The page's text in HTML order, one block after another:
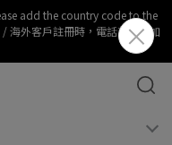
add the country code to the
海外客戶註冊時，電話部分請加